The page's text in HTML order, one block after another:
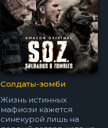
Солдаты-зомби
Жизнь истинных
мафиози кажется
синекурой лишь на